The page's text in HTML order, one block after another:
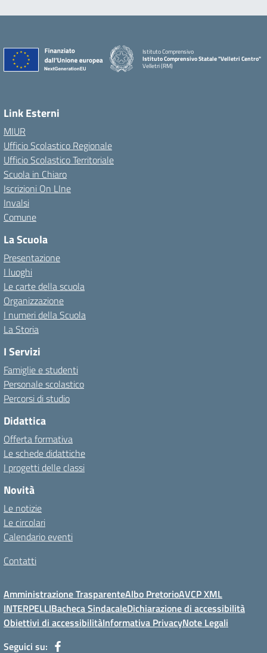
Istituto Comprensivo
Istituto Comprensivo Statale "Velletri Centro"
Velletri (RM)
Link Esterni
MIUR
Ufficio Scolastico Regionale
Ufficio Scolastico Territoriale
Scuola in Chiaro
Iscrizioni On LIne
Invalsi
Comune
La Scuola
Presentazione
I luoghi
Le carte della scuola
Organizzazione
I numeri della Scuola
La Storia
I Servizi
Famiglie e studenti
Personale scolastico
Percorsi di studio
Didattica
Offerta formativa
Le schede didattiche
I progetti delle classi
Novità
Le notizie
Le circolari
Calendario eventi
Contatti
Amministrazione TrasparenteAlbo PretorioAVCP XML
INTERPELLIBacheca SindacaleDichiarazione di accessibilità
Obiettivi di accessibilitàInformativa PrivacyNote Legali
Seguici su: